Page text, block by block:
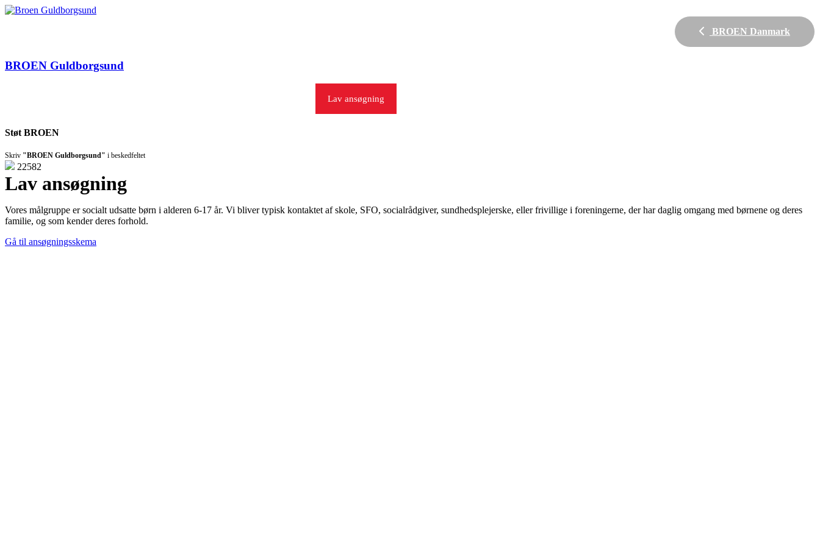
BROEN Danmark
BROEN Guldborgsund
Lav ansøgning
Støt BROEN
Skriv "BROEN Guldborgsund" i beskedfeltet
22582
Lav ansøgning
Vores målgruppe er socialt udsatte børn i alderen 6-17 år. Vi bliver typisk kontaktet af skole, SFO, socialrådgiver, sundhedsplejerske, eller frivillige i foreningerne, der har daglig omgang med børnene og deres
familie, og som kender deres forhold.
Gå til ansøgningsskema